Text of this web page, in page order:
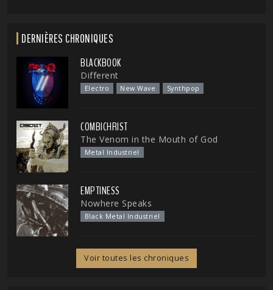
DERNIÈRES CHRONIQUES
BLACKBOOK
Different
Electro New Wave Synthpop
COMBICHRIST
The Venom in the Mouth of God
Metal Industriel
EMPTINESS
Nowhere Speaks
Black Metal Industriel
Voir toutes les chroniques